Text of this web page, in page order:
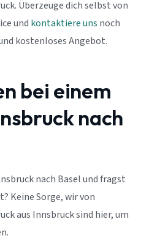
Überzeuge dich selbst von
und kontaktiere uns noch
kostenloses Angebot.
bei einem
nach
nach Basel und fragst
Keine Sorge, wir von
aus Innsbruck sind hier, um